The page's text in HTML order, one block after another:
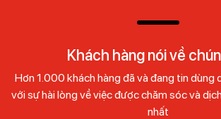
Khách hàng nói về
Hơn 1.000 khách hàng đã và đang tin dùng
với sự hài lòng về việc được chăm sóc và
nhất